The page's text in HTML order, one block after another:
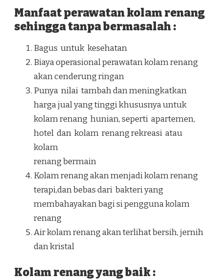
Manfaat perawatan kolam renang
sehingga tanpa bermasalah :
Bagus untuk kesehatan
Biaya operasional perawatan kolam renang
akan cenderung ringan
Punya nilai tambah dan meningkatkan
harga jual yang tinggi khususnya untuk
kolam renang hunian, seperti apartemen,
hotel dan kolam renang rekreasi atau
kolam
renang bermain
Kolam renang akan menjadi kolam renang
terapi,dan bebas dari bakteri yang
membahayakan bagi si pengguna kolam
renang
Air kolam renang akan terlihat bersih, jernih
dan kristal
Kolam renang yang baik :